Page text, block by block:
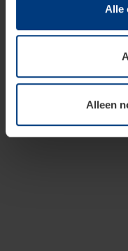
Juridisch hebben wij
van deze pagina's
soorten cookies is uw
toestemming kunt u
wijzigen of herroepen.
Alle
Alleen